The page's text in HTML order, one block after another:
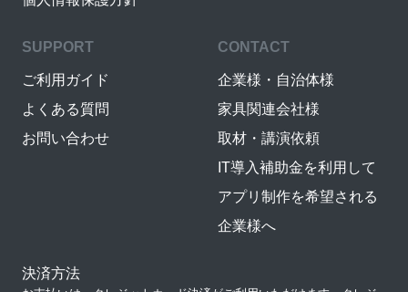
SUPPORT
ご利用ガイド
よくある質問
お問い合わせ
CONTACT
企業様・自治体様
家具関連会社様
取材・講演依頼
IT導入補助金を利用して
アプリ制作を希望される
企業様へ
決済方法